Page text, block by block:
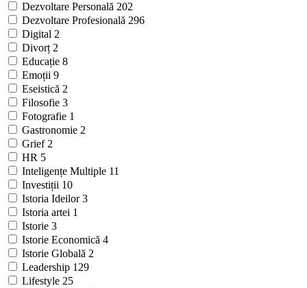
Dezvoltare Personală 202
Dezvoltare Profesională 296
Digital 2
Divorț 2
Educație 8
Emoții 9
Eseistică 2
Filosofie 3
Fotografie 1
Gastronomie 2
Grief 2
HR 5
Inteligențe Multiple 11
Investiții 10
Istoria Ideilor3
Istoria artei 1
Istorie 3
Istorie Economică 4
Istorie Globală 2
Leadership 129
Lifestyle 25